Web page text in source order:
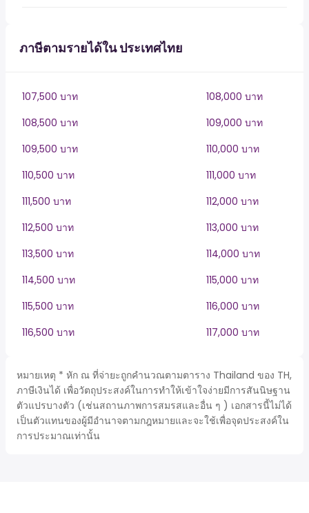
ภาษีตามรายได้ใน ประเทศไทย
107,500 บาท
108,000 บาท
108,500 บาท
109,000 บาท
109,500 บาท
110,000 บาท
110,500 บาท
111,000 บาท
111,500 บาท
112,000 บาท
112,500 บาท
113,000 บาท
113,500 บาท
114,000 บาท
114,500 บาท
115,000 บาท
115,500 บาท
116,000 บาท
116,500 บาท
117,000 บาท
หมายเหตุ * หัก ณ ที่จ่ายะถูกคำนวณตามตาราง Thailand ของ TH,
ภาษีเงินได้ เพื่อวัตถุประสงค์ในการทำให้เข้าใจง่ายมีการสันนิษฐาน
ตัวแปรบางตัว (เช่นสถานภาพการสมรสและอื่น ๆ ) เอกสารนี้ไม่ได้
เป็นตัวแทนของผู้มีอำนาจตามกฎหมายและจะใช้เพื่อจุดประสงค์ใน
การประมาณเท่านั้น